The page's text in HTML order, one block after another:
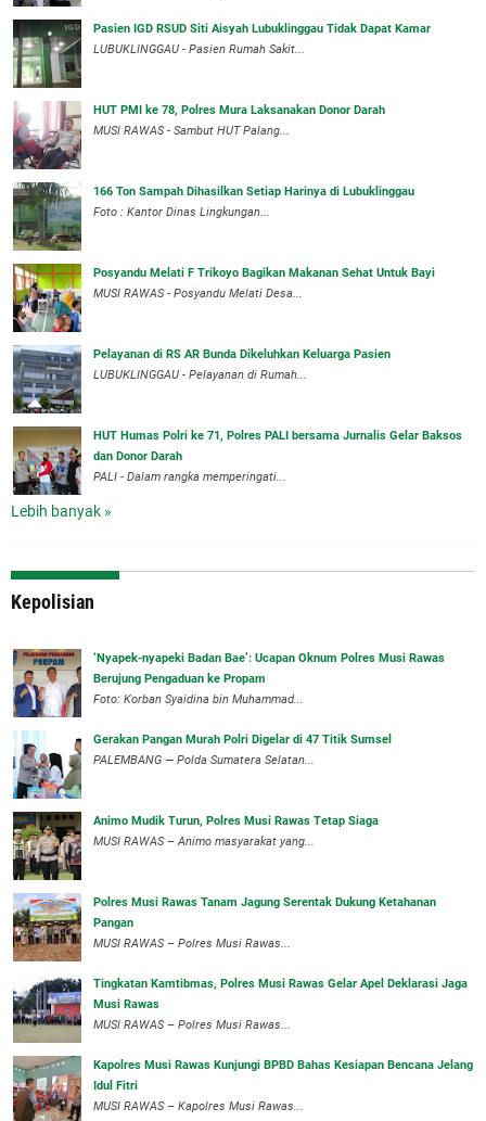
Pasien IGD RSUD Siti Aisyah Lubuklinggau Tidak Dapat Kamar
LUBUKLINGGAU - Pasien Rumah Sakit...
HUT PMI ke 78, Polres Mura Laksanakan Donor Darah
MUSI RAWAS - Sambut HUT Palang...
166 Ton Sampah Dihasilkan Setiap Harinya di Lubuklinggau
Foto : Kantor Dinas Lingkungan...
Posyandu Melati F Trikoyo Bagikan Makanan Sehat Untuk Bayi
MUSI RAWAS - Posyandu Melati Desa...
Pelayanan di RS AR Bunda Dikeluhkan Keluarga Pasien
LUBUKLINGGAU - Pelayanan di Rumah...
HUT Humas Polri ke 71, Polres PALI bersama Jurnalis Gelar Baksos
dan Donor Darah
PALI - Dalam rangka memperingati...
Lebih banyak »
Kepolisian
‘Nyapek-nyapeki Badan Bae’: Ucapan Oknum Polres Musi Rawas
Berujung Pengaduan ke Propam
Foto: Korban Syaidina bin Muhammad...
Gerakan Pangan Murah Polri Digelar di 47 Titik Sumsel
PALEMBANG — Polda Sumatera Selatan...
Animo Mudik Turun, Polres Musi Rawas Tetap Siaga
MUSI RAWAS – Animo masyarakat yang...
Polres Musi Rawas Tanam Jagung Serentak Dukung Ketahanan
Pangan
MUSI RAWAS – Polres Musi Rawas...
Tingkatan Kamtibmas, Polres Musi Rawas Gelar Apel Deklarasi Jaga
Musi Rawas
MUSI RAWAS – Polres Musi Rawas...
Kapolres Musi Rawas Kunjungi BPBD Bahas Kesiapan Bencana Jelang
Idul Fitri
MUSI RAWAS – Kapolres Musi Rawas...